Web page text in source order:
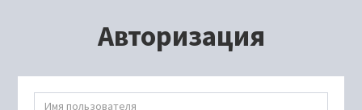
Авторизация